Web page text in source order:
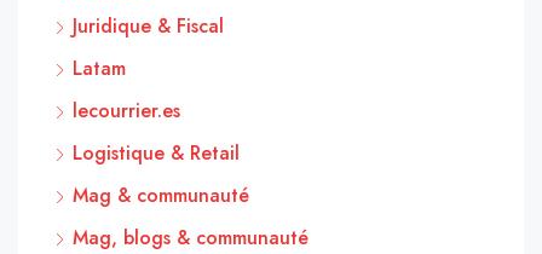
Juridique & Fiscal
Latam
lecourrier.es
Logistique & Retail
Mag & communauté
Mag, blogs & communauté